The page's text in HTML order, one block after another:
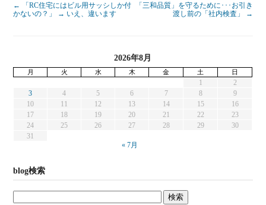
←
「RC住宅にはビル用サッシしか付
かないの？」 → いえ、違います
「三和品質」を守るために･･･お引き
渡し前の「社内検査」
→
2026年8月
月 火 水 木 金 土 日
1
2
3
4 5 6 7 8
9
10
11 12 13 14 15
16
17
18 19 20 21 22
23
24
25 26 27 28 29
30
31
« 7月
blog検索